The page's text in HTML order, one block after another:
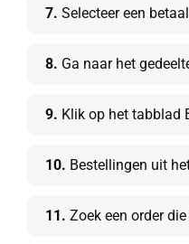
7. Selecteer een
8. Ga naar het
9. Klik op het tabblad
10. Bestellingen uit
11. Zoek een order